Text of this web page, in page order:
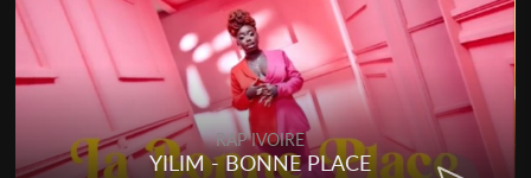
RAP IVOIRE
YILIM - BONNE PLACE